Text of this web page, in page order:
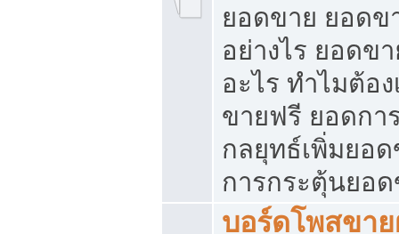
ยอดขาย ยอดข
อย่างไร ยอดข
อะไร ทำไมต้อ
ขายฟรี ยอดกา
กลยุทธ์เพิ่มยอ
การกระตุ้นยอ
บอร์ดโพสขา